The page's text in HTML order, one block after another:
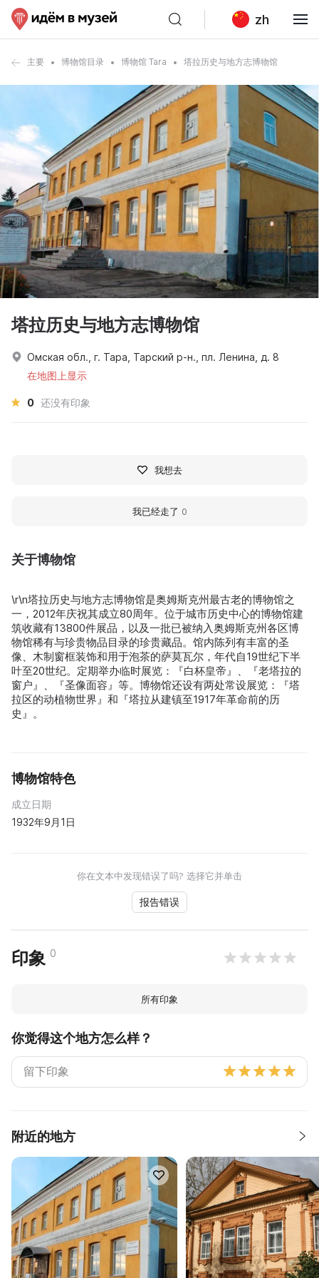
zh
主要 博物馆目录 博物馆 Tara 塔拉历史与地方志博物馆
关于博物馆
\r\n塔拉历史与地方志博物馆是奥姆斯克州最古老的博物馆之
一，2012年庆祝其成立80周年。位于城市历史中心的博物馆建
筑收藏有13800件展品，以及一批已被纳入奥姆斯克州各区博
物馆稀有与珍贵物品目录的珍贵藏品。馆内陈列有丰富的圣
像、木制窗框装饰和用于泡茶的萨莫瓦尔，年代自19世纪下半
叶至20世纪。定期举办临时展览：『白杯皇帝』、『老塔拉的
窗户』、『圣像面容』等。博物馆还设有两处常设展览：『塔
拉区的动植物世界』和『塔拉从建镇至1917年革命前的历
史』。
博物馆特色
成立日期
1932年9月1日
你在文本中发现错误了吗? 选择它并单击
报告错误
印象 0
所有印象
你觉得这个地方怎么样？
附近的地方
塔拉历史与地方志博物馆
Омская обл., г. Тара, Тарский р-н., пл. Ленина, д. 8
在地图上显示
0 还没有印象
我想去
我已经走了 0